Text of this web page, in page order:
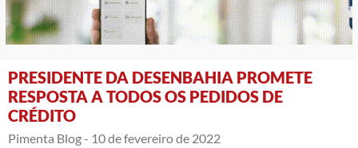
PRESIDENTE DA DESENBAHIA PROMETE
RESPOSTA A TODOS OS PEDIDOS DE
CRÉDITO
Pimenta Blog - 10 de fevereiro de 2022